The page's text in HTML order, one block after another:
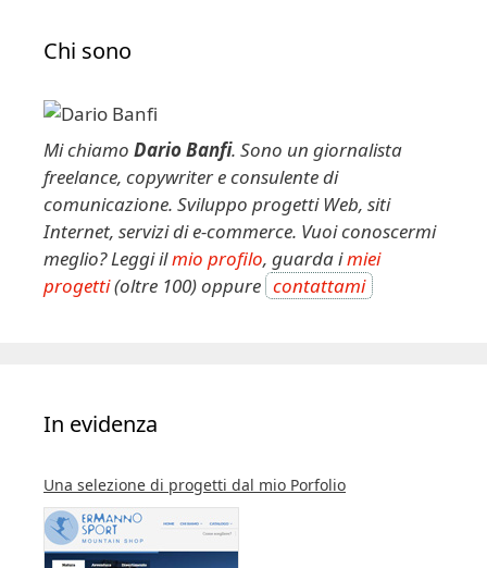
Chi sono
Mi chiamo Dario Banfi. Sono un giornalista
freelance, copywriter e consulente di
comunicazione. Sviluppo progetti Web, siti
Internet, servizi di e-commerce. Vuoi conoscermi
meglio? Leggi ilmio profilo, guarda imiei
progetti(oltre 100) oppure contattami
In evidenza
Una selezione di progetti dal mio Porfolio